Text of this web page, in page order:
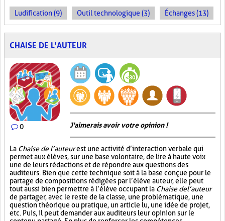
Ludification (9) Outil technologique (3) Échanges (13)
CHAISE DE L'AUTEUR
0 J'aimerais avoir votre opinion !
La Chaise de l’auteurest une activité d’interaction verbale qui
permet aux élèves, sur une base volontaire, de lire à haute voix
une de leurs rédactions et de répondre aux questions des
auditeurs. Bien que cette technique soit à la base conçue pour le
partage de compositions rédigées par l’élève auteur, elle peut
tout aussi bien permettre à l’élève occupant la Chaise de l’auteur
de partager, avec le reste de la classe, une problématique, une
question théorique ou pratique, un article lu, une idée de projet,
etc. Puis, il peut demander aux auditeurs leur opinion sur le